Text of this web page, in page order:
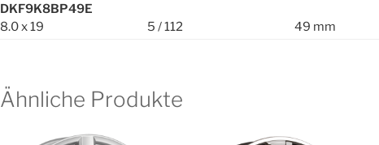
DKF9K8BP49E
8.0 x 19
5 / 112 49 mm
Ähnliche Produkte